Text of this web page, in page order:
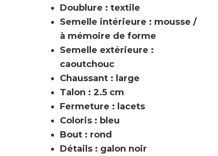
Doublure : textile
Semelle intérieure : mousse /
à mémoire de forme
Semelle extérieure :
caoutchouc
Chaussant : large
Talon : 2.5 cm
Fermeture : lacets
Coloris : bleu
Bout : rond
Détails : galon noir